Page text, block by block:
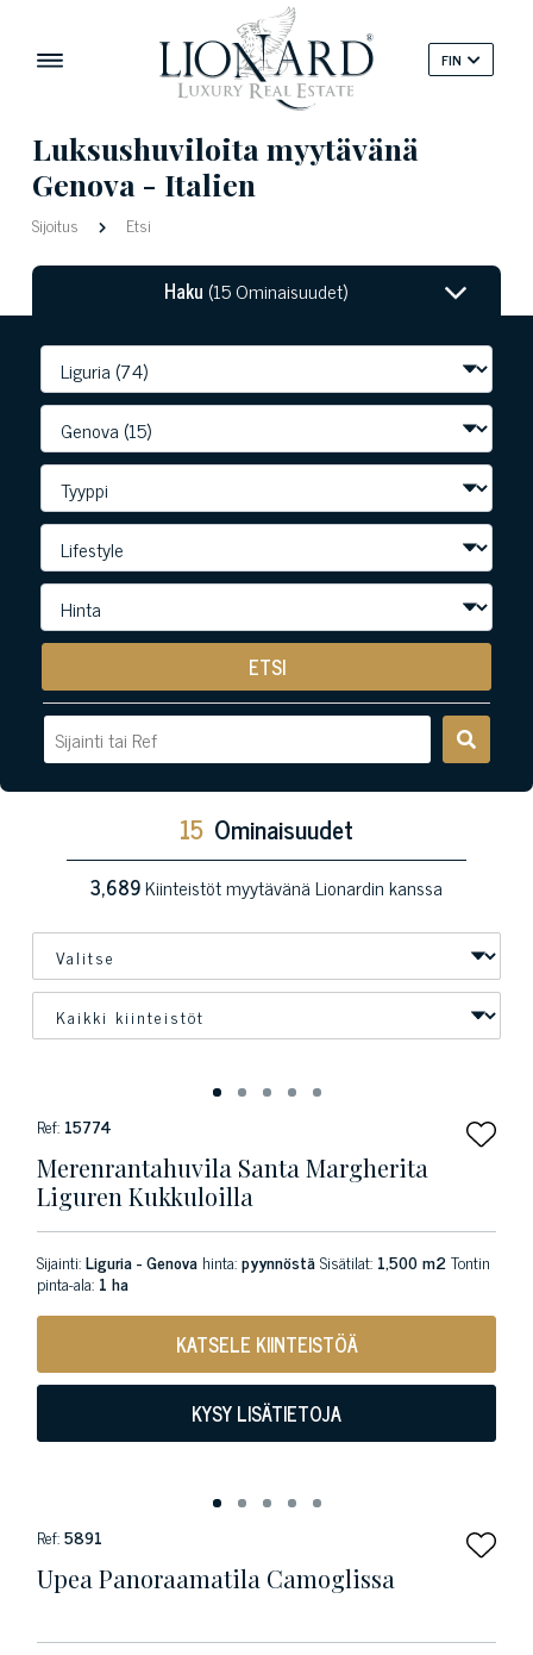
FIN
Luksushuviloita myytävänä
Genova - Italien
Sijoitus Etsi
Haku (15 Ominaisuudet)
ETSI
15 Ominaisuudet
3,689Kiinteistöt myytävänä Lionardin kanssa
Ref: 15774
Merenrantahuvila Santa Margherita
Liguren Kukkuloilla
Sijainti:Liguria - Genova hinta:pyynnöstäSisätilat: 1,500 m2Tontin
pinta-ala: 1 ha
KATSELE KIINTEISTÖÄ
KYSY LISÄTIETOJA
Ref:5891
Upea Panoraamatila Camoglissa